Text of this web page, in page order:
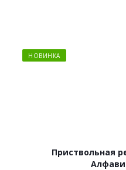
НОВИНКА
Приствольная